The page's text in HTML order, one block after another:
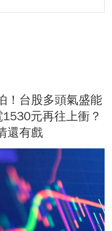
！台股多頭氣盛能
元再往上衝？
還有戲